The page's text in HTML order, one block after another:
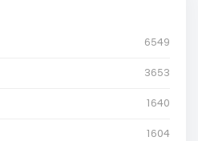
6549
3653
1640
1604